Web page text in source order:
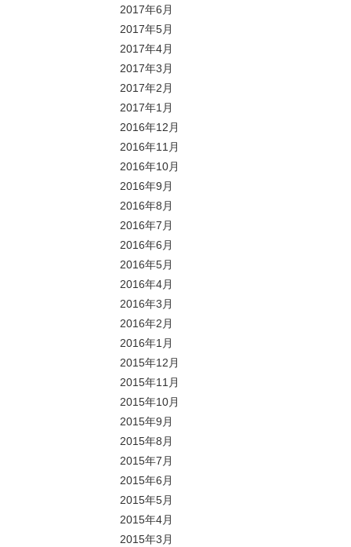
2017年6月
2017年5月
2017年4月
2017年3月
2017年2月
2017年1月
2016年12月
2016年11月
2016年10月
2016年9月
2016年8月
2016年7月
2016年6月
2016年5月
2016年4月
2016年3月
2016年2月
2016年1月
2015年12月
2015年11月
2015年10月
2015年9月
2015年8月
2015年7月
2015年6月
2015年5月
2015年4月
2015年3月